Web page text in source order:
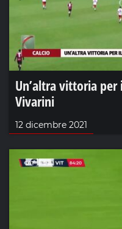
Un’altra vittoria
Vivarini
12 dicembre 2021